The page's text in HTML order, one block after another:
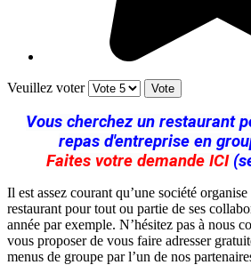
Veuillez voter
Vous cherchez un restaurant
repas d'entreprise en
Faites votre demande ICI
Il est assez courant qu’une société
restaurant pour tout ou partie de ses
année par exemple. N’hésitez pas à nous
vous proposer de vous faire adresser
menus de groupe par l’un de nos